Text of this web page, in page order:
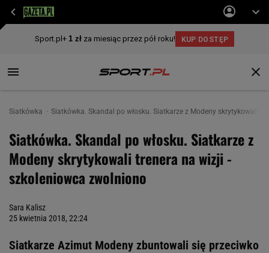
Siatkówka Siatkówka. Skandal po włosku. Siatkarze z Modeny skrytykowali
Siatkówka. Skandal po włosku. Siatkarze z
Modeny skrytykowali trenera na wizji -
szkoleniowca zwolniono
Sara Kalisz
25 kwietnia 2018, 22:24
Siatkarze Azimut Modeny zbuntowali się przeciwko